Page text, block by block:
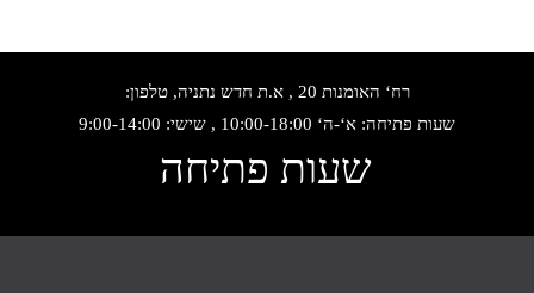
רח‘ האומנות 20 , א.ת חדש נתניה, טלפון:
שעות פתיחה: א‘-ה‘ 10:00-18:00 , שישי: 9:00-14:00
שעות פתיחה